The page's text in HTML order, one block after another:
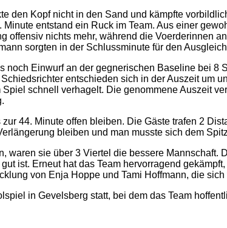
den Kopf nicht in den Sand und kämpfte
entstand ein Ruck im Team. Aus einer
offensiv nichts mehr, während die Voerderinnen
sorgten in der Schlussminute für den
noch Einwurf an der gegnerischen Baseline bei
entschieden sich in der Auszeit um
schnell verhagelt. Die genommene Auszeit
44. Minute offen bleiben. Die Gäste trafen 2
bleiben und man musste sich dem
waren sie über 3 Viertel die bessere
ist. Erneut hat das Team hervorragend
von Enja Hoppe und Tami Hoffmann, die
in Gevelsberg statt, bei dem das Team